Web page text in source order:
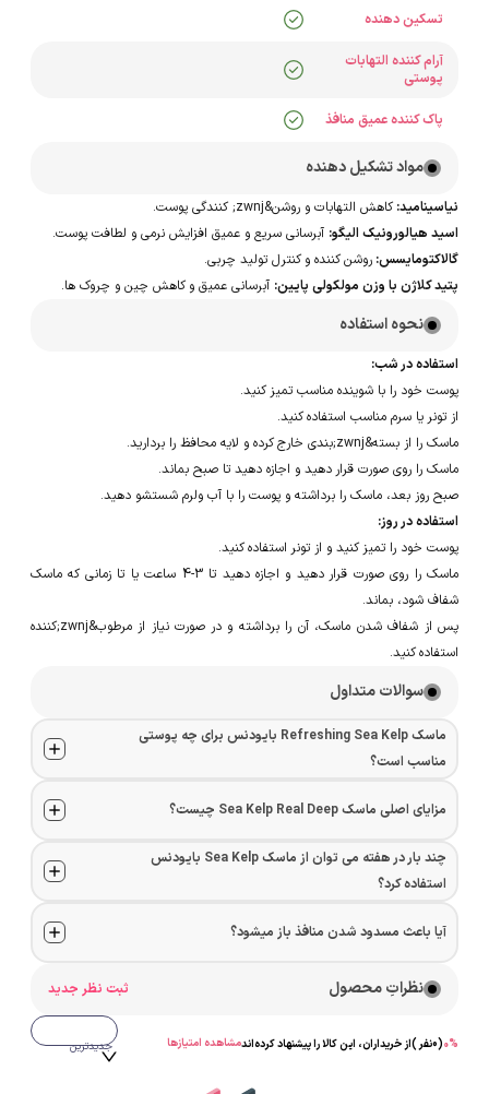
تسکین دهنده
آرام کننده التهابات
پوستی
پاک کننده عمیق منافذ
مواد تشکیل دهنده
نیاسینامید: کاهش التهابات و روشن&zwnj; کنندگی پوست.
اسید هیالورونیک الیگو: آبرسانی سریع و عمیق افزایش نرمی و لطافت پوست.
گالاکتومایسس: روشن کننده و کنترل تولید چربی.
پتید کلاژن با وزن مولکولی پایین: آبرسانی عمیق و کاهش چین و چروک ها.
نحوه استفاده
استفاده در شب:
پوست خود را با شوینده مناسب تمیز کنید.
از تونر یا سرم مناسب استفاده کنید.
ماسک را از بسته&zwnj;بندی خارج کرده و لایه محافظ را بردارید.
ماسک را روی صورت قرار دهید و اجازه دهید تا صبح بماند.
صبح روز بعد، ماسک را برداشته و پوست را با آب ولرم شستشو دهید.
استفاده در روز:
پوست خود را تمیز کنید و از تونر استفاده کنید.
ماسک را روی صورت قرار دهید و اجازه دهید تا 3-4 ساعت یا تا زمانی که ماسک
شفاف شود، بماند.
پس از شفاف شدن ماسک، آن را برداشته و در صورت نیاز از مرطوب&zwnj;کننده
استفاده کنید.
سوالات متداول
ماسک Refreshing Sea Kelp بایودنس برای چه پوستی
مناسب است؟
مزایای اصلی ماسک Sea Kelp Real Deep چیست؟
چند بار در هفته می توان از ماسک Sea Kelp بایودنس
استفاده کرد؟
آیا باعث مسدود شدن منافذ باز میشود؟
نظراتِ محصول ثبت نظر جدید
0%
(
0نفر )از خریداران، این کالا را پیشنهاد کرده‌اندمشاهده امتیازها جدیدترین